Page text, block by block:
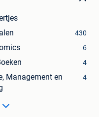
430
6
4
Management en
4